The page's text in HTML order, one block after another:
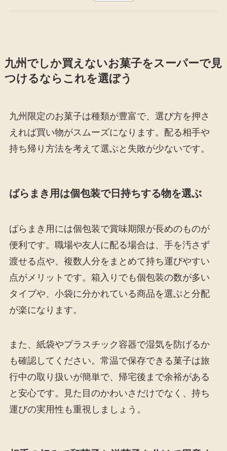
九州でしか買えないお菓子をスーパーで見
つけるならこれを選ぼう
九州限定のお菓子は種類が豊富で、選び方を押さ
えれば買い物がスムーズになります。配る相手や
持ち帰り方法を考えて選ぶと失敗が少ないです。
ばらまき用は個包装で日持ちする物を選ぶ
ばらまき用には個包装で賞味期限が長めのものが
便利です。職場や友人に配る場合は、手を汚さず
渡せる点や、複数人分をまとめて持ち運びやすい
点がメリットです。箱入りでも個包装の数が多い
タイプや、小袋に分かれている商品を選ぶと分配
が楽になります。
また、紙袋やプラスチック容器で湿気を防げるか
も確認してください。常温で保存できる菓子は旅
行中の取り扱いが簡単で、帰宅後まで余裕がある
と安心です。見た目のかわいさだけでなく、持ち
運びの実用性も重視しましょう。